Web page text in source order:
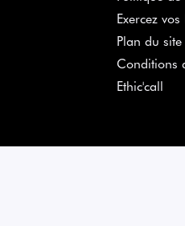
Exercez
Plan du site
Conditions
Ethic'call